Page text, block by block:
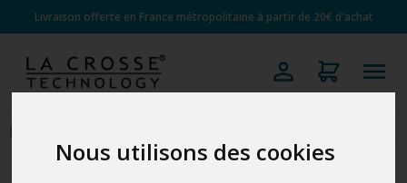
Nous utilisons des cookies
Livraison offerte en France métropolitaine à partir de 20€ d'achat